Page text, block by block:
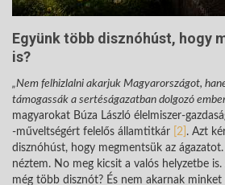
Együnk több disznóhúst, hogy
is?
„Nem felhizlalni akarjuk Magyarországot,
támogassák a sertéságazatban dolgozó
magyarokat Búza László élelmiszer-
-műveltségért felelős államtitkár
[2] . Azt
disznóhúst, hogy megmentsük az
néztem. No meg kicsit a valós helyzetbe
még több disznót? És nem akarnak minket